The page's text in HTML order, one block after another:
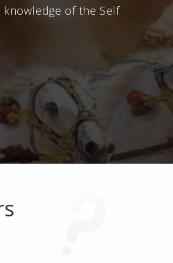
of the Self